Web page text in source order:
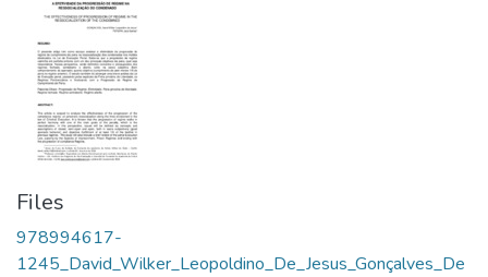
Files
978994617-
1245_David_Wilker_Leopoldino_De_Jesus_Gonçalves_De